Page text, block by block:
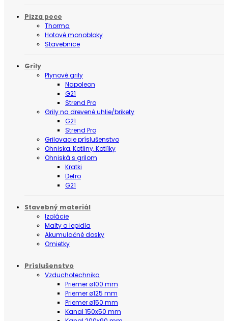
Pizza pece
Thorma
Hotové monobloky
Stavebnice
Grily
Plynové grily
Napoleon
G21
Strend Pro
Grily na drevené uhlie/brikety
G21
Strend Pro
Grilovacie príslušenstvo
Ohniska, Kotliny, Kotlíky
Ohniská s grilom
Kratki
Defro
G21
Stavebný materiál
Izolácie
Malty a lepidla
Akumulačné dosky
Omietky
Príslušenstvo
Vzduchotechnika
Priemer ø100 mm
Priemer ø125 mm
Priemer ø150 mm
Kanal 150x50 mm